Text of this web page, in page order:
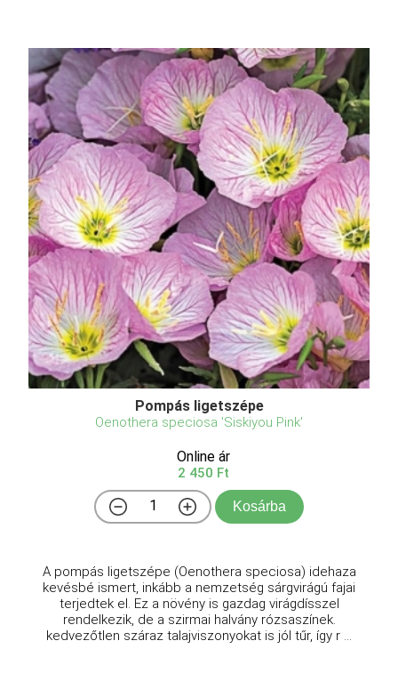
Pompás ligetszépe
Oenothera speciosa 'Siskiyou Pink'
Online ár
2 450 Ft
Kosárba
A pompás ligetszépe (Oenothera speciosa) idehaza
kevésbé ismert, inkább a nemzetség sárgvirágú fajai
terjedtek el. Ez a növény is gazdag virágdísszel
rendelkezik, de a szirmai halvány rózsaszínek.
kedvezőtlen száraz talajviszonyokat is jól tűr, így r ...